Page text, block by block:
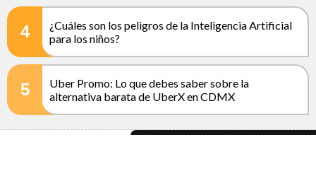
4
¿Cuáles son los peligros de la Inteligencia Artificial
para los niños?
5
Uber Promo: Lo que debes saber sobre la
alternativa barata de UberX en CDMX